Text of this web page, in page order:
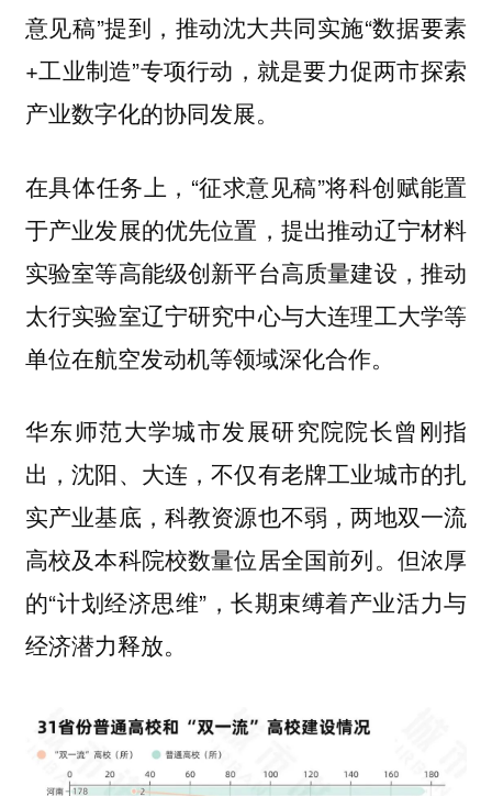
意见稿”提到，推动沈大共同实施“数据要素
+工业制造”专项行动，就是要力促两市探索
产业数字化的协同发展。
在具体任务上，“征求意见稿”将科创赋能置
于产业发展的优先位置，提出推动辽宁材料
实验室等高能级创新平台高质量建设，推动
太行实验室辽宁研究中心与大连理工大学等
单位在航空发动机等领域深化合作。
华东师范大学城市发展研究院院长曾刚指
出，沈阳、大连，不仅有老牌工业城市的扎
实产业基底，科教资源也不弱，两地双一流
高校及本科院校数量位居全国前列。但浓厚
的“计划经济思维”，长期束缚着产业活力与
经济潜力释放。